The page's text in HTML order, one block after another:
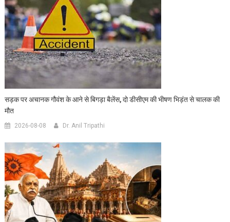
सड़क पर अचानक गौवंश के आने से बिगड़ा बैलेंस, दो डीसीएम की भीषण भिड़ंत से चालक की
मौत
2026-08-08 Dr. Anil Tripathi